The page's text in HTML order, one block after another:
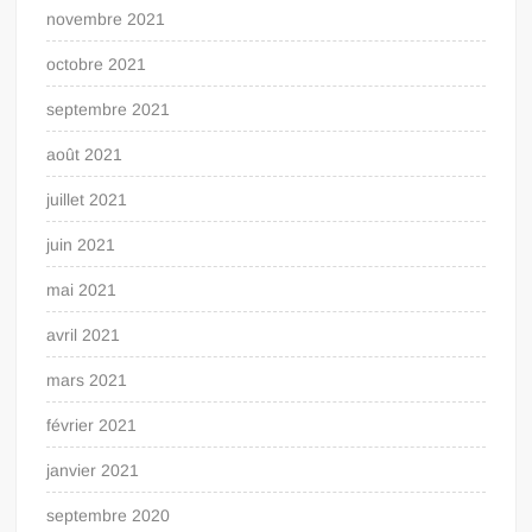
novembre 2021
octobre 2021
septembre 2021
août 2021
juillet 2021
juin 2021
mai 2021
avril 2021
mars 2021
février 2021
janvier 2021
septembre 2020